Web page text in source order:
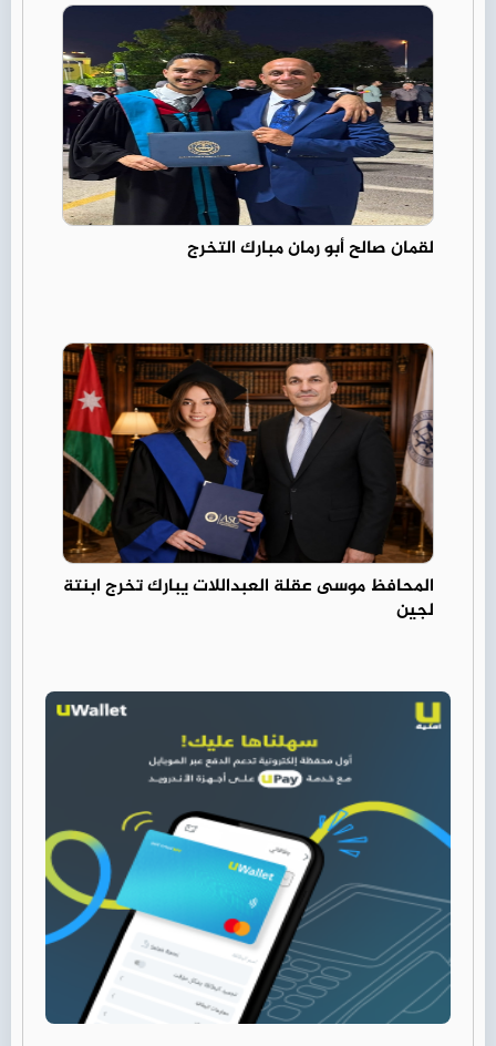
لقمان صالح أبو رمان مبارك التخرج
المحافظ موسى عقلة العبداللات يبارك تخرج ابنتة
لجين